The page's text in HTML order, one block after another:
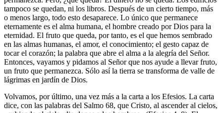
tampoco se quedan, ni los libros. Después de un cierto tiempo, más
o menos largo, todo esto desaparece. Lo único que permanece
eternamente es el alma humana, el hombre creado por Dios para la
eternidad. El fruto que queda, por tanto, es el que hemos sembrado
en las almas humanas, el amor, el conocimiento; el gesto capaz de
tocar el corazón; la palabra que abre el alma a la alegría del Señor.
Entonces, vayamos y pidamos al Señor que nos ayude a llevar fruto,
un fruto que permanezca. Sólo así la tierra se transforma de valle de
lágrimas en jardín de Dios.
Volvamos, por último, una vez más a la carta a los Efesios. La carta
dice, con las palabras del Salmo 68, que Cristo, al ascender al cielos,